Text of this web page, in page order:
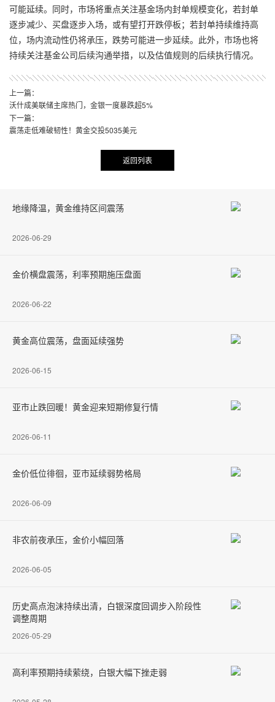
可能延续。同时，市场将重点关注基金场内封单规模变化，若封单
逐步减少、买盘逐步入场，或有望打开跌停板；若封单持续维持高
位，场内流动性仍将承压，跌势可能进一步延续。此外，市场也将
持续关注基金公司后续沟通举措，以及估值规则的后续执行情况。
上一篇：
沃什成美联储主席热门，金银一度暴跌超5%
下一篇：
震荡走低难破韧性！黄金交投5035美元
返回列表
地缘降温，黄金维持区间震荡
2026-06-29
金价横盘震荡，利率预期施压盘面
2026-06-22
黄金高位震荡，盘面延续强势
2026-06-15
亚市止跌回暖！黄金迎来短期修复行情
2026-06-11
金价低位徘徊，亚市延续弱势格局
2026-06-09
非农前夜承压，金价小幅回落
2026-06-05
历史高点泡沫持续出清，白银深度回调步入阶段性
调整周期
2026-05-29
高利率预期持续萦绕，白银大幅下挫走弱